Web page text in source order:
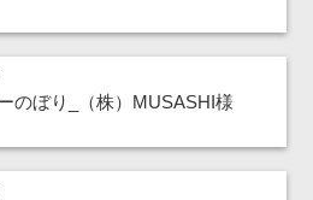
のぼり_（株）MUSASHI様